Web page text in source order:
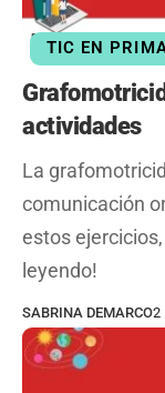
TIC EN
actividades
La
comunicación
estos
leyendo!
SABRINA DEMARCO2